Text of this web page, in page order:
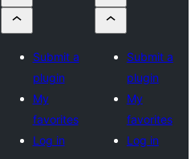
Submit a
plugin
My
favorites
Log in
Submit a
plugin
My
favorites
Log in